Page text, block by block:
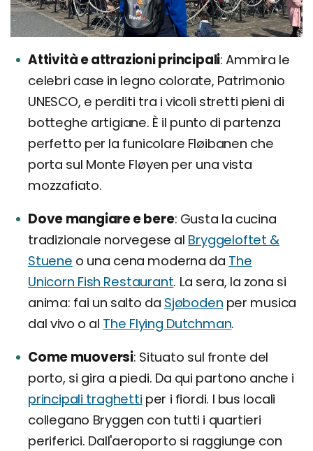
Attività e attrazioni principali Ammira le
celebri case in legno colorate, Patrimonio
UNESCO, e perditi tra i vicoli stretti pieni di
botteghe artigiane. È il punto di partenza
perfetto per la funicolare Fløibanen che
porta sul Monte Fløyen per una vista
mozzafiato.
Dove mangiare e bere Gusta la cucina
tradizionale norvegese al Bryggeloftet &
Stuene o una cena moderna da The
Unicorn Fish Restaurant. La sera, la zona si
anima: fai un salto da Sjøboden per musica
dal vivo o al The Flying Dutchman.
Come muoversi Situato sul fronte del
porto, si gira a piedi. Da qui partono anche i
principali traghetti per i fiordi. I bus locali
collegano Bryggen con tutti i quartieri
periferici. Dall'aeroporto si raggiunge con